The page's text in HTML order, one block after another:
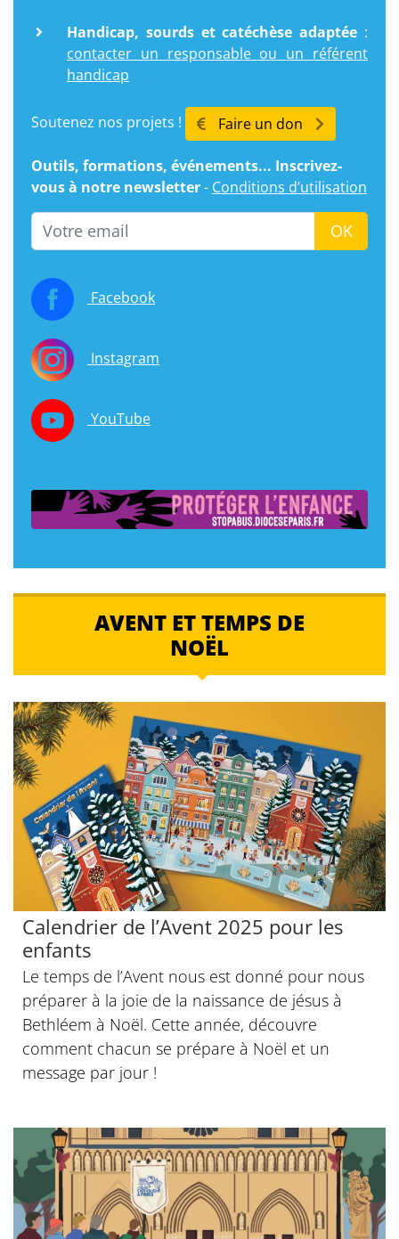
Handicap, sourds et catéchèse adaptée :
contacter un responsable ou un référent
handicap
Soutenez nos projets ! Faire un don
Outils, formations, événements... Inscrivez-
vous à notre newsletter- Conditions d’utilisation
Email
OK
Facebook
Instagram
YouTube
AVENT ET TEMPS DE
NOËL
Calendrier de l’Avent 2025 pour les
enfants
Le temps de l’Avent nous est donné pour nous
préparer à la joie de la naissance de jésus à
Bethléem à Noël. Cette année, découvre
comment chacun se prépare à Noël et un
message par jour !